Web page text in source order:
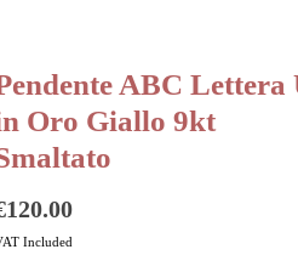
ABC Lettera
Oro Giallo 9kt
Price
Included